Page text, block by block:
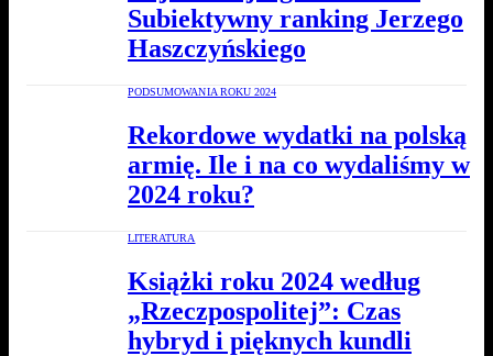
Subiektywny ranking Jerzego
Haszczyńskiego
PODSUMOWANIA ROKU 2024
Rekordowe wydatki na polską
armię. Ile i na co wydaliśmy w
2024 roku?
LITERATURA
Książki roku 2024 według
„Rzeczpospolitej”: Czas
hybryd i pięknych kundli